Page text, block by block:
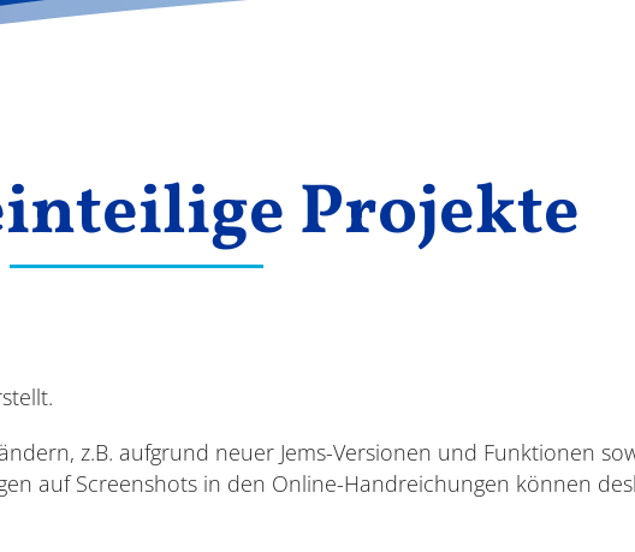
Projekte
z.B. aufgrund neuer Jems-Versionen und Funktionen
auf Screenshots in den Online-Handreichungen können